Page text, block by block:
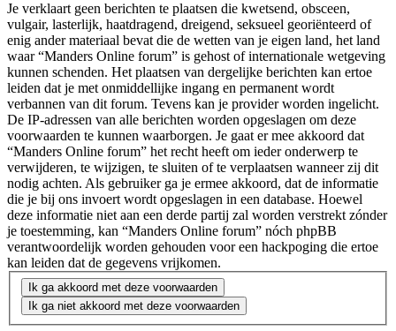
Je verklaart geen berichten te plaatsen die kwetsend, obsceen,
vulgair, lasterlijk, haatdragend, dreigend, seksueel georiënteerd of
enig ander materiaal bevat die de wetten van je eigen land, het land
waar “Manders Online forum” is gehost of internationale wetgeving
kunnen schenden. Het plaatsen van dergelijke berichten kan ertoe
leiden dat je met onmiddellijke ingang en permanent wordt
verbannen van dit forum. Tevens kan je provider worden ingelicht.
De IP-adressen van alle berichten worden opgeslagen om deze
voorwaarden te kunnen waarborgen. Je gaat er mee akkoord dat
“Manders Online forum” het recht heeft om ieder onderwerp te
verwijderen, te wijzigen, te sluiten of te verplaatsen wanneer zij dit
nodig achten. Als gebruiker ga je ermee akkoord, dat de informatie
die je bij ons invoert wordt opgeslagen in een database. Hoewel
deze informatie niet aan een derde partij zal worden verstrekt zónder
je toestemming, kan “Manders Online forum” nóch phpBB
verantwoordelijk worden gehouden voor een hackpoging die ertoe
kan leiden dat de gegevens vrijkomen.